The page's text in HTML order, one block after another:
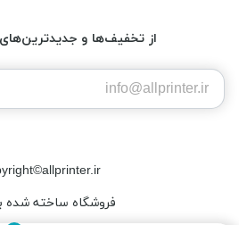
از تخفیف‌ها و جدیدترین‌های
فروشگاه ساخته شده